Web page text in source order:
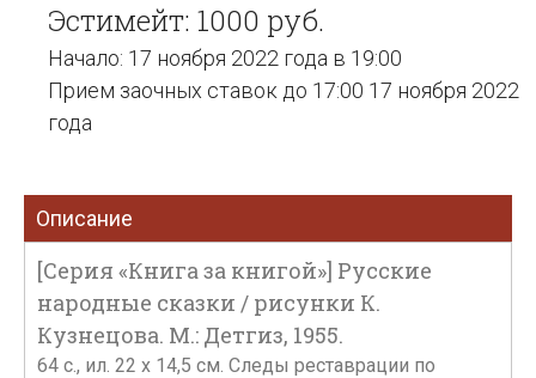
Эстимейт: 1000 руб.
Начало: 17 ноября 2022 года в 19:00
Прием заочных ставок до 17:00 17 ноября 2022
года
Описание
[Серия «Книга за книгой»] Русские
народные сказки / рисунки К.
Кузнецова. М.: Детгиз, 1955.
64 с., ил. 22 х 14,5 см. Следы реставрации по